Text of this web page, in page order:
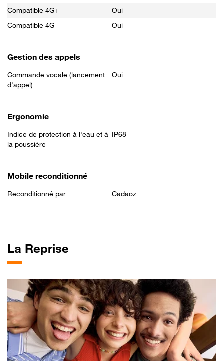
Compatible 4G+
Oui
Compatible 4G
Oui
Gestion des appels
Commande vocale (lancement
d'appel)
Oui
Ergonomie
Indice de protection à l'eau et à
la poussière
IP68
Mobile reconditionné
Reconditionné par Cadaoz
La Reprise